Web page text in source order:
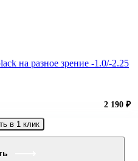
на разное зрение -1.0/-2.25
2 190 ₽
в 1 клик